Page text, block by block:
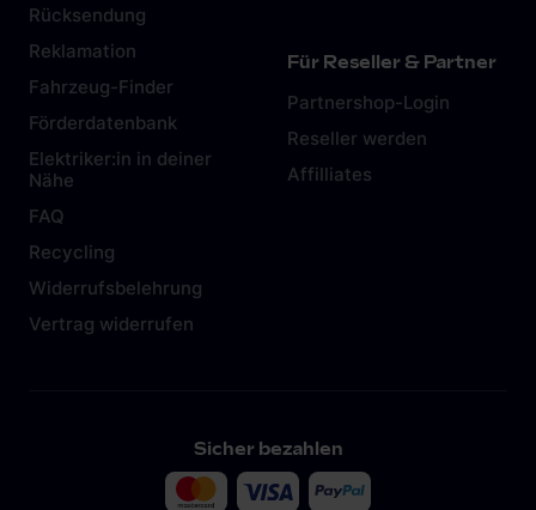
Rücksendung
Reklamation
Fahrzeug-Finder
Förderdatenbank
Elektriker:in in deiner
Nähe
FAQ
Recycling
Widerrufsbelehrung
Vertrag widerrufen
Für Reseller & Partner
Partnershop-Login
Reseller werden
Affilliates
Sicher bezahlen